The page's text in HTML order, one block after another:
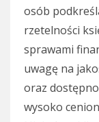
osób
rzetelności
sprawami
uwagę na
oraz
wysoko